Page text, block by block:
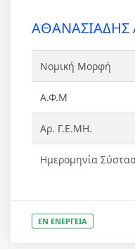
ΑΘΑΝΑΣΙΑΔΗΣ
Νομική Μορφή
Α.Φ.Μ
Αρ. Γ.Ε.ΜΗ.
Ημερομηνία
ΕΝ ΕΝΕΡΓΕΙΑ